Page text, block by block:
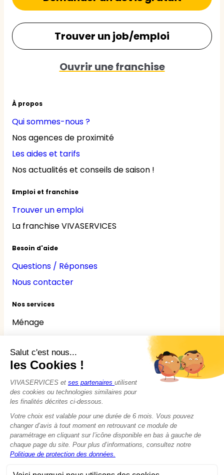
À propos
Qui sommes-nous ?
Nos agences de proximité
Les aides et tarifs
Nos actualités et conseils de saison !
Emploi et franchise
Trouver un emploi
La franchise VIVASERVICES
Besoin d'aide
Questions / Réponses
Nous contacter
Nos services
Ménage
Jardinage
Bricolage
Nounou
Seniors
Handicaps
Trouver un job/emploi
Ouvrir une franchise
© 2015 - 2026VIVASERVICES
Modifier vos préférences en matière de cookies